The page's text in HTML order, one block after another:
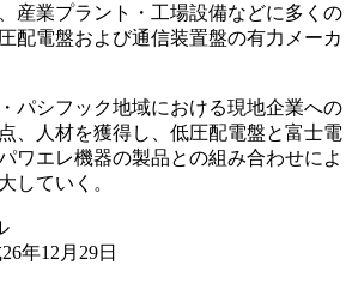
産業プラント・工場設備などに多くの
配電盤および通信装置盤の有力メーカ
パシフック地域における現地企業への
、人材を獲得し、低圧配電盤と富士電
ワエレ機器の製品との組み合わせによ
していく。
年12月29日